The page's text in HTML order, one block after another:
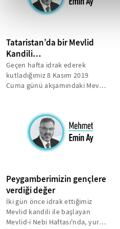
Tataristan’da bir Mevlid
Kandili…
Geçen hafta idrak ederek
kutladığımız 8 Kasım 2019
Cuma günü akşamındaki Mevlid
Peygamberimizin gençlere
verdiği değer
İki gün önce idrak ettiğimiz
Mevlid kandili ile başlayan
Mevlid-i Nebi Haftası'nda, yurt